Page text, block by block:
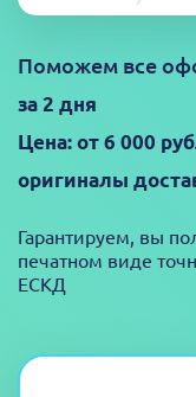
Поможем все
за 2 дня
Цена: от 6 000
оригиналы
Гарантируем, вы
печатном виде
ЕСКД